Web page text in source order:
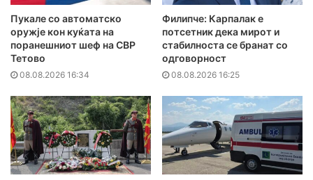
Пукале со автоматско
оружје кон куќата на
поранешниот шеф на СВР
Тетово
08.08.2026 16:34
Филипче: Карпалак е
потсетник дека мирот и
стабилноста се бранат со
одговорност
08.08.2026 16:25